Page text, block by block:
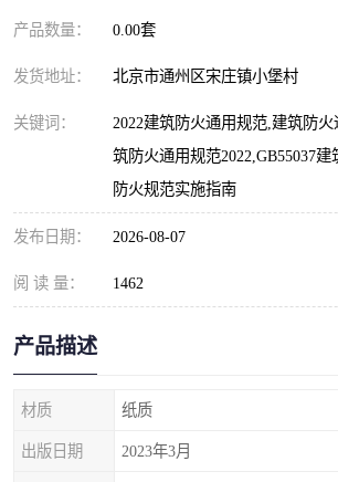
产品数量： 0.00套
发货地址： 北京市通州区宋庄镇小堡村
关键词：
2022建筑防火通用规范,建筑防火
筑防火通用规范2022,GB55037
防火规范实施指南
发布日期： 2026-08-07
阅 读 量： 1462
产品描述
材质 纸质
出版日期 2023年3月
额
湖北建设工程消耗量定额
煤炭建设工程预算定额 钢铁检
黄金矿山工程预算定额 冶金工
冶金工业建设工程预算定
额
电子工程概预算定额
内河航运工程概预算定额
疏浚工程预算定额
吉林建设工程计价定额
福建建设工程预算定额